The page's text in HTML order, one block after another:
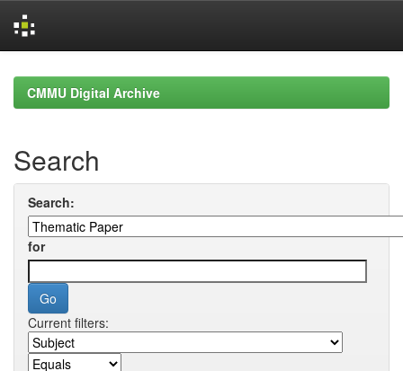
navigationCMMU Digital Archive
Search
Search:
for
Current filters: